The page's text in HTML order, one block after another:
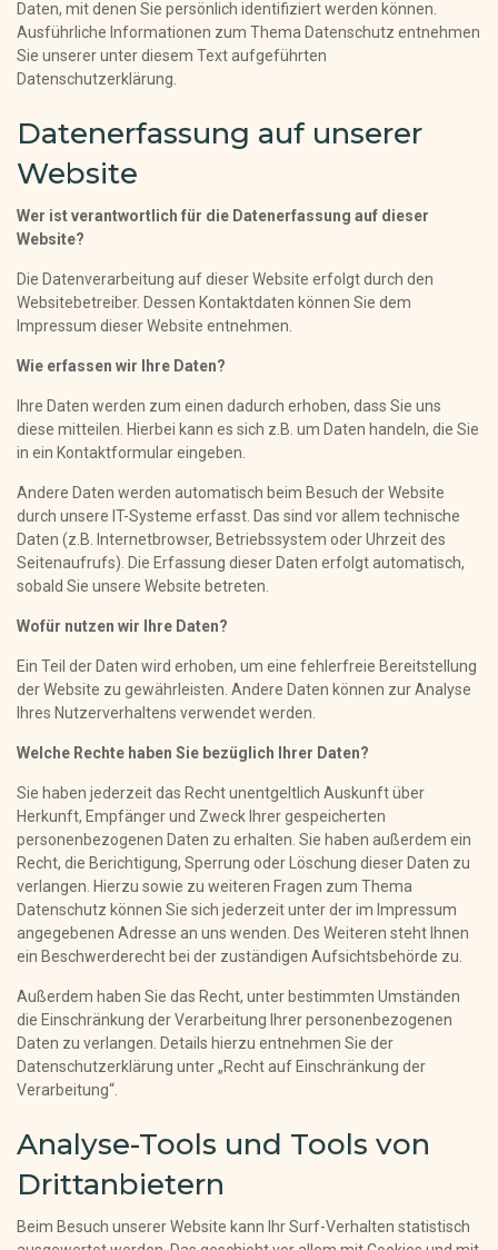
Daten, mit denen Sie persönlich identifiziert werden können.
Ausführliche Informationen zum Thema Datenschutz entnehmen
Sie unserer unter diesem Text aufgeführten
Datenschutzerklärung.
Datenerfassung auf unserer
Website
Wer ist verantwortlich für die Datenerfassung auf dieser
Website?
Die Datenverarbeitung auf dieser Website erfolgt durch den
Websitebetreiber. Dessen Kontaktdaten können Sie dem
Impressum dieser Website entnehmen.
Wie erfassen wir Ihre Daten?
Ihre Daten werden zum einen dadurch erhoben, dass Sie uns
diese mitteilen. Hierbei kann es sich z.B. um Daten handeln, die Sie
in ein Kontaktformular eingeben.
Andere Daten werden automatisch beim Besuch der Website
durch unsere IT-Systeme erfasst. Das sind vor allem technische
Daten (z.B. Internetbrowser, Betriebssystem oder Uhrzeit des
Seitenaufrufs). Die Erfassung dieser Daten erfolgt automatisch,
sobald Sie unsere Website betreten.
Wofür nutzen wir Ihre Daten?
Ein Teil der Daten wird erhoben, um eine fehlerfreie Bereitstellung
der Website zu gewährleisten. Andere Daten können zur Analyse
Ihres Nutzerverhaltens verwendet werden.
Welche Rechte haben Sie bezüglich Ihrer Daten?
Sie haben jederzeit das Recht unentgeltlich Auskunft über
Herkunft, Empfänger und Zweck Ihrer gespeicherten
personenbezogenen Daten zu erhalten. Sie haben außerdem ein
Recht, die Berichtigung, Sperrung oder Löschung dieser Daten zu
verlangen. Hierzu sowie zu weiteren Fragen zum Thema
Datenschutz können Sie sich jederzeit unter der im Impressum
angegebenen Adresse an uns wenden. Des Weiteren steht Ihnen
ein Beschwerderecht bei der zuständigen Aufsichtsbehörde zu.
Außerdem haben Sie das Recht, unter bestimmten Umständen
die Einschränkung der Verarbeitung Ihrer personenbezogenen
Daten zu verlangen. Details hierzu entnehmen Sie der
Datenschutzerklärung unter „Recht auf Einschränkung der
Verarbeitung“.
Analyse-Tools und Tools von
Drittanbietern
Beim Besuch unserer Website kann Ihr Surf-Verhalten statistisch